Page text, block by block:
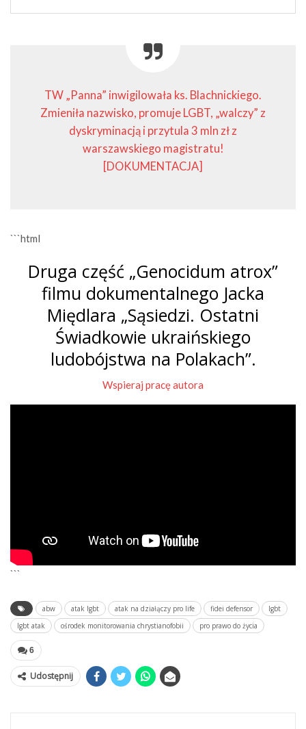
TW „Panna” inwigilowała ks. Blachnickiego.
Zmieniła nazwisko, promuje LGBT, „walczy” z
dyskryminacją i przytula 3 mln zł z
warszawskiego magistratu!
[DOKUMENTACJA]
```html
Druga część „Genocidum atrox”
filmu dokumentalnego Jacka
Międlara „Sąsiedzi. Ostatni
Świadkowie ukraińskiego
ludobójstwa na Polakach”.
Wspieraj pracę autora
```
abw atak lgbt atak na działączy pro life fidei defensor
lgbt
lgbt atak
ośrodek monitorowania chrystianofobii pro prawo do życia
6
Udostępnij